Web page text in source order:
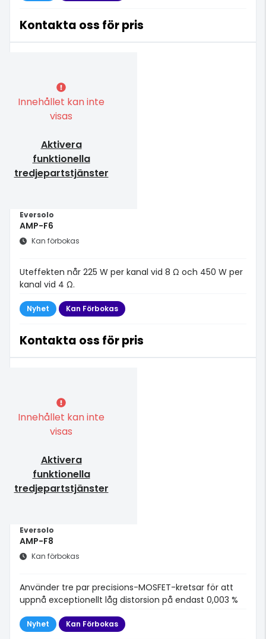
Kontakta oss för pris
Innehållet kan inte
visas
Aktivera
funktionella
tredjepartstjänster
Eversolo
AMP-F6
Kan förbokas
Uteffekten når 225 W per kanal vid 8 Ω och 450 W per
kanal vid 4 Ω.
Nyhet Kan Förbokas
Kontakta oss för pris
Innehållet kan inte
visas
Aktivera
funktionella
tredjepartstjänster
Eversolo
AMP-F8
Kan förbokas
Använder tre par precisions-MOSFET-kretsar för att
uppnå exceptionellt låg distorsion på endast 0,003 %
Nyhet Kan Förbokas